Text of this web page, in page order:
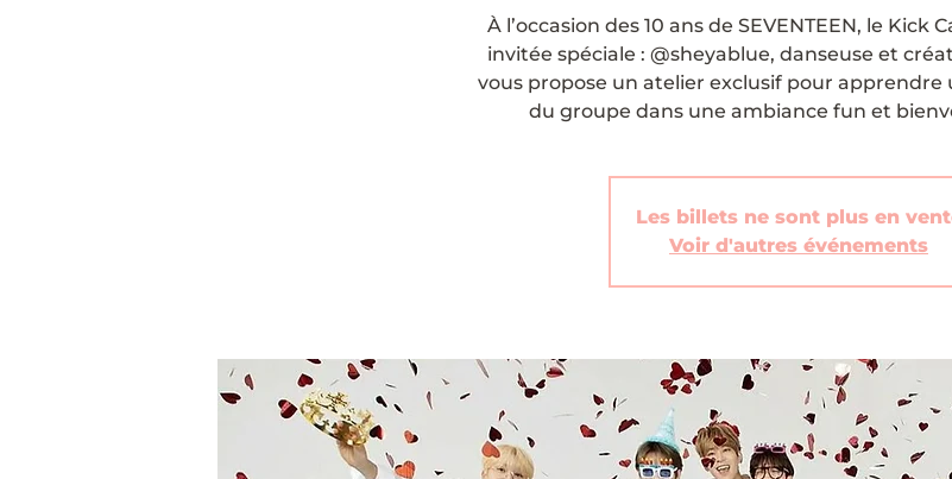
À l’occasion des 10 ans de SEVENTEEN, le Kick
invitée spéciale : @sheyablue, danseuse et
vous propose un atelier exclusif pour apprendre
du groupe dans une ambiance fun et
Les billets ne sont plus en
Voir d'autres événements